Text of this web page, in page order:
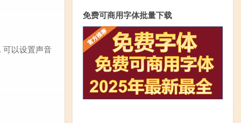
可以设置声音
免费可商用字体批量下载